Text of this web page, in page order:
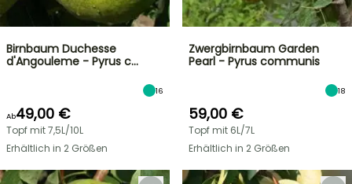
Birnbaum Duchesse
d'Angouleme - Pyrus c…
16
Ab49,00 €
Topf mit 7,5L/10L
Erhältlich in 2 Größen
Zwergbirnbaum Garden
Pearl - Pyrus communis
18
59,00 €
Topf mit 6L/7L
Erhältlich in 2 Größen